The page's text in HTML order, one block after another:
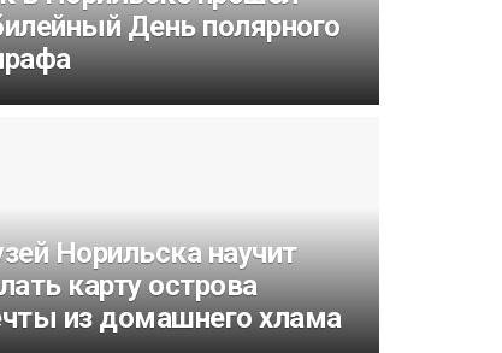
День полярного
Норильска научит
карту острова
из домашнего хлама